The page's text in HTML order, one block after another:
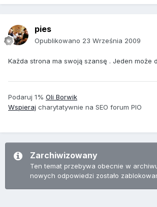
pies
Opublikowano 23 Września 2009
Każda strona ma swoją szansę . Jeden może
Podaruj 1% Oli Borwik
Wspieraj charytatywnie na SEO forum PIO
Zarchiwizowany
Ten temat przebywa obecnie w
nowych odpowiedzi zostało